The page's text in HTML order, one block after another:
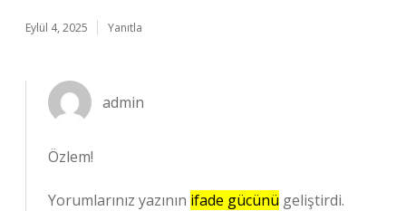
Eylül 4, 2025 Yanıtla
admin
Özlem!
Yorumlarınız yazının ifade gücünü geliştirdi.